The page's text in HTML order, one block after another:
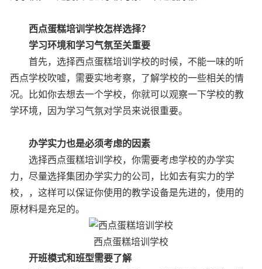
西点蛋糕培训学校怎样选择？
学习环境和学习气氛至关重要
首先，选择西点蛋糕培训学校的时候，不能一味的听
西点学校吹嘘，需要实地考察，了解学校的一些相关的情
况。比如你去想去一个学校，你就可以观察一下学校的教
学环境，因为学习气氛对学员来说很重要。
办学实力也是必须考虑的因素
选择西点蛋糕培训学校，你需要考虑学校的办学实
力，尽量选择集团办学实力的公司，比如去有实力的学
校，，这样可以保证你使用的教学设备是先进的，使用的
原材料是充足的。
西点蛋糕培训学校
开班模式和班型需要了解